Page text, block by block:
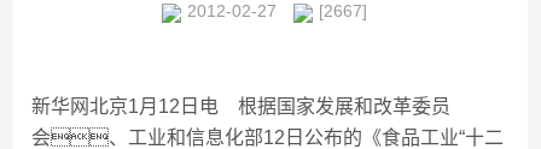
2012-02-27 [2667]
新华网北京1月12日电 根据国家发展和改革委员
会、工业和信息化部12日公布的《食品工业“十二